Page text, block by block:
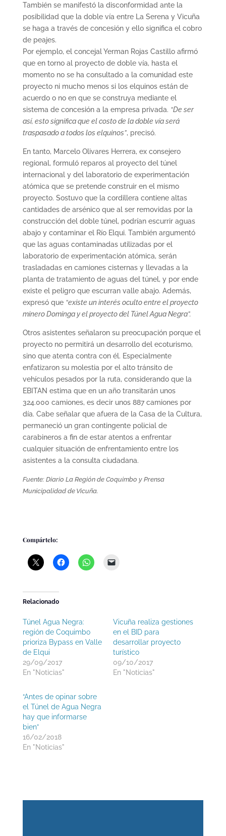
También se manifestó la disconformidad ante la
posibilidad que la doble vía entre La Serena y Vicuña
se haga a través de concesión y ello significa el cobro
de peajes.
Por ejemplo, el concejal Yerman Rojas Castillo afirmó
que en torno al proyecto de doble vía, hasta el
momento no se ha consultado a la comunidad este
proyecto ni mucho menos si los elquinos están de
acuerdo o no en que se construya mediante el
sistema de concesión a la empresa privada. “De ser
así, esto significa que el costo de la doble vía será
traspasado a todos los elquinos”, precisó.
En tanto, Marcelo Olivares Herrera, ex consejero
regional, formuló reparos al proyecto del túnel
internacional y del laboratorio de experimentación
atómica que se pretende construir en el mismo
proyecto. Sostuvo que la cordillera contiene altas
cantidades de arsénico que al ser removidas por la
construcción del doble túnel, podrían escurrir aguas
abajo y contaminar el Río Elqui. También argumentó
que las aguas contaminadas utilizadas por el
laboratorio de experimentación atómica, serán
trasladadas en camiones cisternas y llevadas a la
planta de tratamiento de aguas del túnel, y por ende
existe el peligro que escurran valle abajo. Además,
expresó que “existe un interés oculto entre el proyecto
minero Dominga y el proyecto del Túnel Agua Negra”.
Otros asistentes señalaron su preocupación porque el
proyecto no permitirá un desarrollo del ecoturismo,
sino que atenta contra con él. Especialmente
enfatizaron su molestia por el alto tránsito de
vehículos pesados por la ruta, considerando que la
EBITAN estima que en un año transitarán unos
324.000 camiones, es decir unos 887 camiones por
día. Cabe señalar que afuera de la Casa de la Cultura,
permaneció un gran contingente policial de
carabineros a fin de estar atentos a enfrentar
cualquier situación de enfrentamiento entre los
asistentes a la consulta ciudadana.
Fuente: Diario La Región de Coquimbo y Prensa
Municipalidad de Vicuña.
Compártelo:
Relacionado
Túnel Agua Negra:
región de Coquimbo
prioriza Bypass en Valle
de Elqui
29/09/2017
En "Noticias"
Vicuña realiza gestiones
en el BID para
desarrollar proyecto
turístico
09/10/2017
En "Noticias"
“Antes de opinar sobre
el Túnel de Agua Negra
hay que informarse
bien”
16/02/2018
En "Noticias"